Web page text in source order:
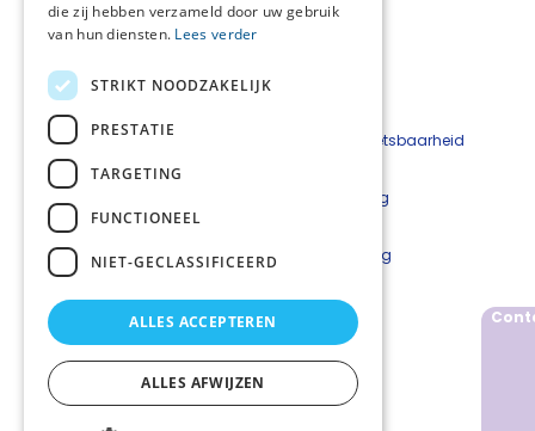
Beveiligingskwetsbaarheid
Cookieverklaring
Privacyverklaring
Netwerkcoordinator
Marloes Carlier
mcarlier@amphia.nl
die zij hebben verzameld door uw gebruik
van hun diensten. Lees verder
STRIKT NOODZAKELIJK
PRESTATIE
TARGETING
FUNCTIONEEL
NIET-GECLASSIFICEERD
ALLES ACCEPTEREN
ALLES AFWIJZEN